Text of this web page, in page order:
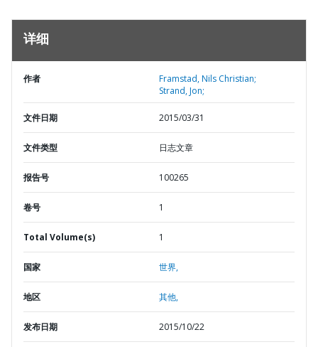
详细
作者
Framstad, Nils Christian;
Strand, Jon;
文件日期 2015/03/31
文件类型 日志文章
报告号 100265
卷号 1
Total Volume(s) 1
国家 世界,
地区 其他,
发布日期 2015/10/22